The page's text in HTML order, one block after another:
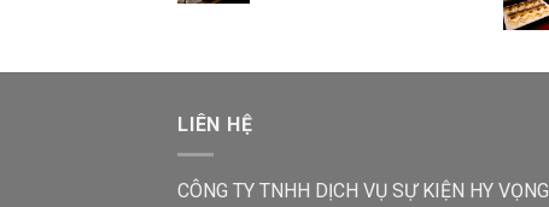
LIÊN HỆ
CÔNG TY TNHH DỊCH VỤ SỰ KIỆN HY